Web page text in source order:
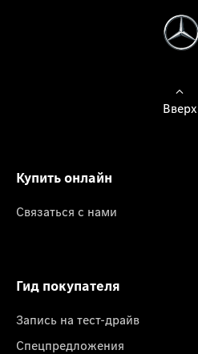
Вверх
Купить онлайн
Связаться с нами
Гид покупателя
Запись на тест-драйв
Спецпредложения